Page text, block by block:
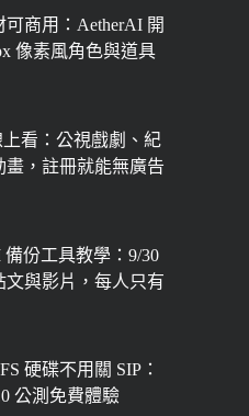
可商用：AetherAI 開
像素風角色與道具
看：公視戲劇、紀
畫，註冊就能無廣告
份工具教學：9/30
文與影片，每人只有
硬碟不用關 SIP：
公測免費體驗